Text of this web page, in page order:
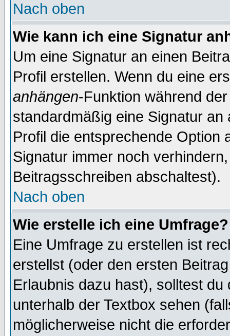
Nach oben
Wie kann ich eine Signatur
Um eine Signatur an einen
Profil erstellen. Wenn du eine
anhängen-Funktion während
standardmäßig eine Signatur
Profil die entsprechende Option
Signatur immer noch
Beitragsschreiben abschaltest).
Nach oben
Wie erstelle ich eine Umfrage?
Eine Umfrage zu erstellen ist
erstellst (oder den ersten
Erlaubnis dazu hast), solltest
unterhalb der Textbox sehen
möglicherweise nicht die